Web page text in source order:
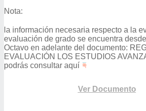
Nota:
la información necesaria respecto a la
evaluación de grado se encuentra
Octavo en adelante del documento:
EVALUACIÓN LOS ESTUDIOS
podrás consultar aquí
Ver Documento